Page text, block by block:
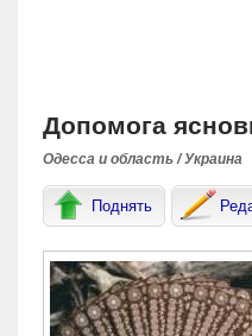
Допомoга
Одесса и область / Украина
Поднять